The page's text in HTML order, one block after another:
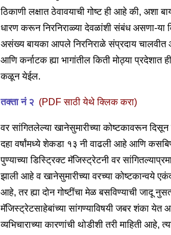
ठिकाणी लक्षात ठेवावयाची गोष्ट ही आहे की, अशा
धारण करून निरनिराळ्या देवळांशी संबंध असणा-या
असंख्य बायका आपले निरनिराळे संप्रदाय चालवीत
आणि कर्नाटक ह्या भागांतील किती मोठ्या
कळून येईल.
तक्ता नं २ (PDF साठी येथे क्लिक करा)
वर सांगितलेल्या खानेसुमारीच्या कोष्टकावरून
दहा वर्षांमध्ये शेकडा १३ नी वाढली आहे आणि
पुण्याच्या डिस्ट्रिक्ट मॅजिस्ट्रेटनी वर
झाली आहे व खानेसुमारीच्या वरच्या कोष्टकान्वये
आहे, तर ह्या दोन गोष्टींचा मेळ बसविण्याची जादू
मॅजिस्ट्रेटसाहेबांच्या सांगण्याविषयी जबर शंका येत
व्यभिचाराच्या कारणांची थोडीशी तरी माहिती